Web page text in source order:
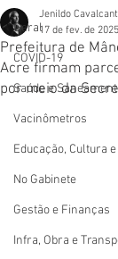
Geral
COVID-19
Saúde e
Vacinômetros
Educação, Cultura
No Gabinete
Gestão e Finanças
Infra, Obra e
Prefeitura de
Acre firmam
por meio da
Jenildo
17 de fev. de 2025